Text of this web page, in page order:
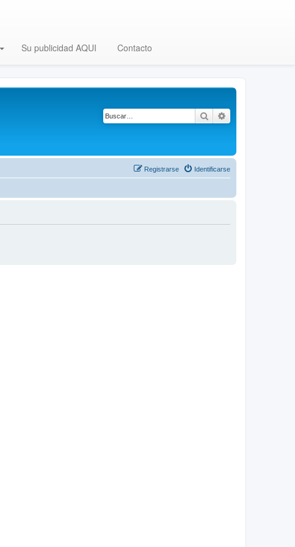
Su publicidad AQUI Contacto
Buscar
Identificarse
Registrarse